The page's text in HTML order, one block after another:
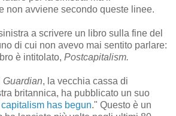
non avviene secondo queste linee.
a scrivere un libro sulla fine del
di cui non avevo mai sentito parlare:
è intitolato, Postcapitalism.
Guardian, la vecchia cassa di
britannica, ha pubblicato un suo
has begun." Questo è un